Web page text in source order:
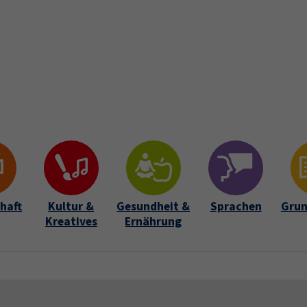
Kultur &
Kreatives
Gesundheit &
Ernährung
Sprachen